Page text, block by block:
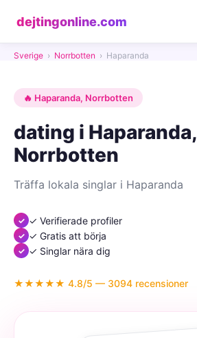
dejtingonline.com
Sverige › Norrbotten › Haparanda
🔥 Haparanda, Norrbotten
dating i Haparanda,
Norrbotten
Träffa lokala singlar i Haparanda
✓ Verifierade profiler
✓ Gratis att börja
✓ Singlar nära dig
★★★★★ 4.8/5 — 3094 recensioner